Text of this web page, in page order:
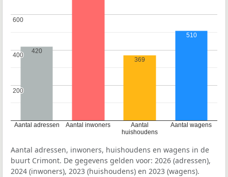
Aantal adressen Aantal inwoners
Aantal
huishoudens
Aantal wagens
200
200
400
400
600
600
420
369
510
Aantal adressen, inwoners, huishoudens en wagens in de
buurt Crimont. De gegevens gelden voor: 2026 (adressen),
2024 (inwoners), 2023 (huishoudens) en 2023 (wagens).